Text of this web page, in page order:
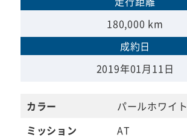
180,000 km
成約日
2019年01月11日
カラー
パールホワイト
ミッション
AT